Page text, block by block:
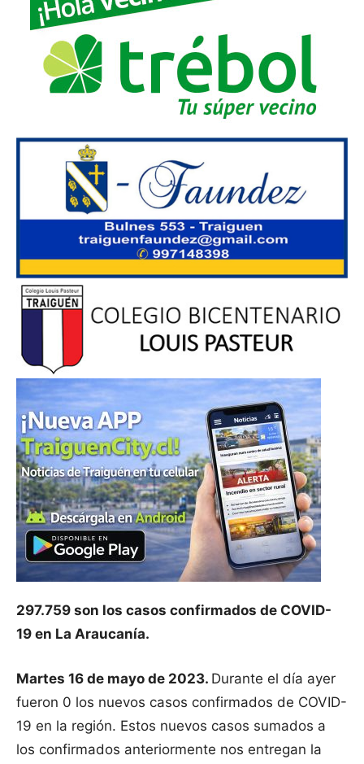
297.759 son los casos confirmados de COVID-
19 en La Araucanía.
Martes 16 de mayo de 2023. Durante el día ayer
fueron 0 los nuevos casos confirmados de COVID-
19 en la región. Estos nuevos casos sumados a
los confirmados anteriormente nos entregan la